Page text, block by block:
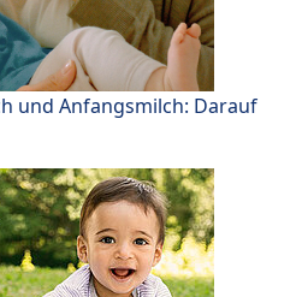
und Anfangsmilch: Darauf